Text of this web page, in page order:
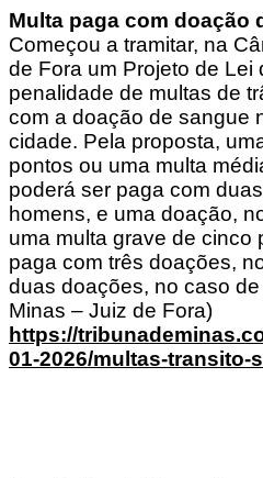
Multa paga com doação
Começou a tramitar, na
de Fora um Projeto de Lei
penalidade de multas de
com a doação de sangue
cidade. Pela proposta,
pontos ou uma multa
poderá ser paga com
homens, e uma doação,
uma multa grave de cinco
paga com três doações,
duas doações, no caso
Minas – Juiz de Fora)
https://
01-2026/multas-transito-